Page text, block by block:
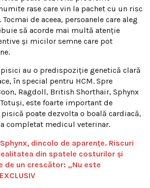
rase care vin la pachet cu un risc
de aceea, persoanele care aleg
să acorde mai multă atenție
și micilor semne care pot
pisici au o predispoziție genetică clară
în special pentru HCM. Spre
Ragdoll, British Shorthair, Sphynx
este foarte important de
poate dezvolta o boală cardiacă,
completat medicul veterinar.
dincolo de aparențe. Riscuri
din spatele costurilor și
de un crescător: „Nu este